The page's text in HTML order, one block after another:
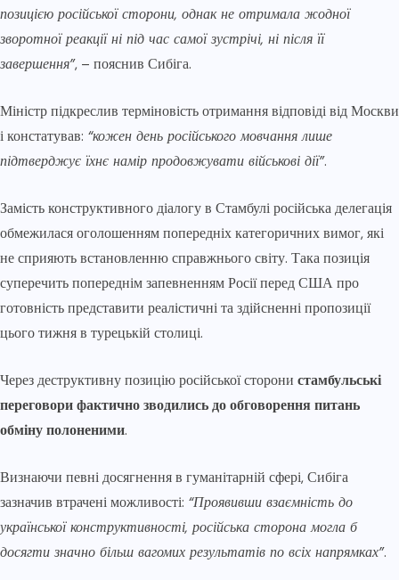
позицією російської сторони, однак не отримала жодної
зворотної реакції ні під час самої зустрічі, ні після її
завершення”, – пояснив Сибіга.
Міністр підкреслив терміновість отримання відповіді від Москви
і констатував: “кожен день російського мовчання лише
підтверджує їхнє намір продовжувати військові дії”.
Замість конструктивного діалогу в Стамбулі російська делегація
обмежилася оголошенням попередніх категоричних вимог, які
не сприяють встановленню справжнього світу. Така позиція
суперечить попереднім запевненням Росії перед США про
готовність представити реалістичні та здійсненні пропозиції
цього тижня в турецькій столиці.
Через деструктивну позицію російської сторони стамбульські
переговори фактично зводились до обговорення питань
обміну полоненими.
Визнаючи певні досягнення в гуманітарній сфері, Сибіга
зазначив втрачені можливості: “Проявивши взаємність до
української конструктивності, російська сторона могла б
досягти значно більш вагомих результатів по всіх напрямках”.